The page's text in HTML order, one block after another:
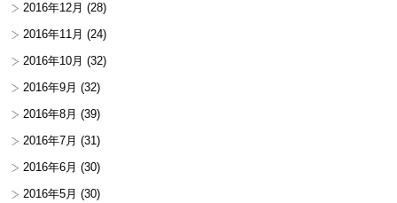
2016年12月 (28)
2016年11月 (24)
2016年10月 (32)
2016年9月 (32)
2016年8月 (39)
2016年7月 (31)
2016年6月 (30)
2016年5月 (30)